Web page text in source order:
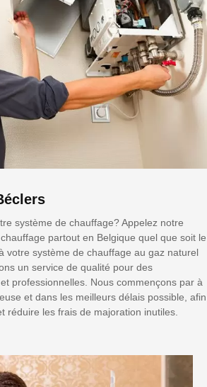
système de chauffage? Appelez notre
partout en Belgique quel que soit le
votre système de chauffage au gaz naturel
un service de qualité pour des
professionnelles. Nous commençons par à
et dans les meilleurs délais possible, afin
réduire les frais de majoration inutiles.